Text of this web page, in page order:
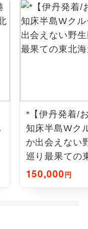
*【伊丹発着/
知床半島Wク
か出会えない
巡り最果ての
150,000円